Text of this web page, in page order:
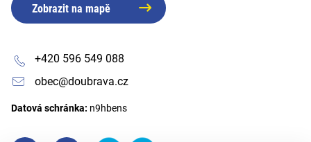
Zobrazit na mapě
+420 596 549 088
obec@doubrava.cz
Datová schránka: n9hbens